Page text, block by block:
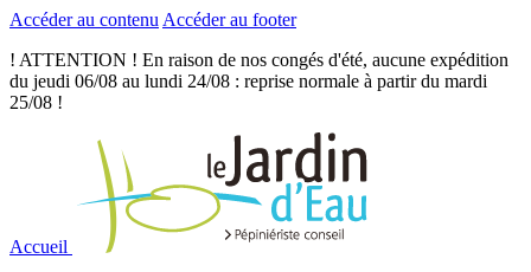
Accéder au contenu Accéder au footer
! ATTENTION ! En raison de nos congés d'été, aucune expédition
du jeudi 06/08 au lundi 24/08 : reprise normale à partir du mardi
25/08 !
Accueil